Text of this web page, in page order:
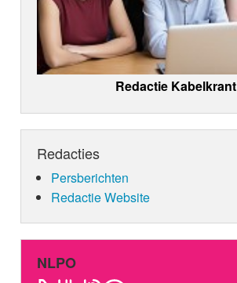
Redactie Kabelkrant
Redacties
Persberichten
Redactie Website
NLPO